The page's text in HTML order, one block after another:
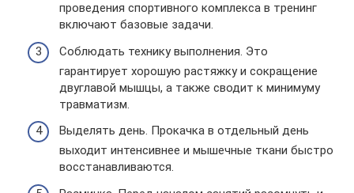
проведения спортивного комплекса в тренинг
включают базовые задачи.
Соблюдать технику выполнения. Это
гарантирует хорошую растяжку и сокращение
двуглавой мышцы, а также сводит к минимуму
травматизм.
Выделять день. Прокачка в отдельный день
выходит интенсивнее и мышечные ткани быстро
восстанавливаются.